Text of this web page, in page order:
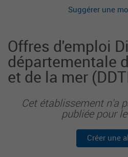
Suggérer une
Offres d'emploi
départementale
et de la mer
Cet établissement n'a
publiée pour
Créer une